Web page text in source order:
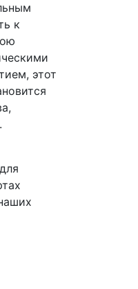
к
этот